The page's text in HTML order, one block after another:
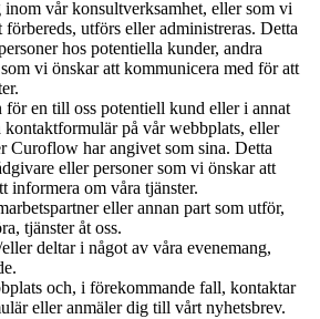
vår konsultverksamhet, eller som vi
förbereds, utförs eller administreras. Detta
hos potentiella kunder, andra
vi önskar att kommunicera med för att
för en till oss potentiell kund eller i annat
kontaktformulär på vår webbplats, eller
Curoflow har angivet som sina. Detta
eller personer som vi önskar att
informera om våra tjänster.
eller annan part som utför,
tjänster åt oss.
deltar i något av våra evenemang,
och, i förekommande fall, kontaktar
eller anmäler dig till vårt nyhetsbrev.